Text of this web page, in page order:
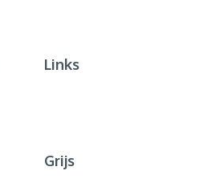
Links
Grijs